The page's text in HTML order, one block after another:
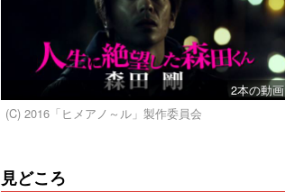
2本の動画
(C) 2016「ヒメアノ～ル」製作委員会
見どころ